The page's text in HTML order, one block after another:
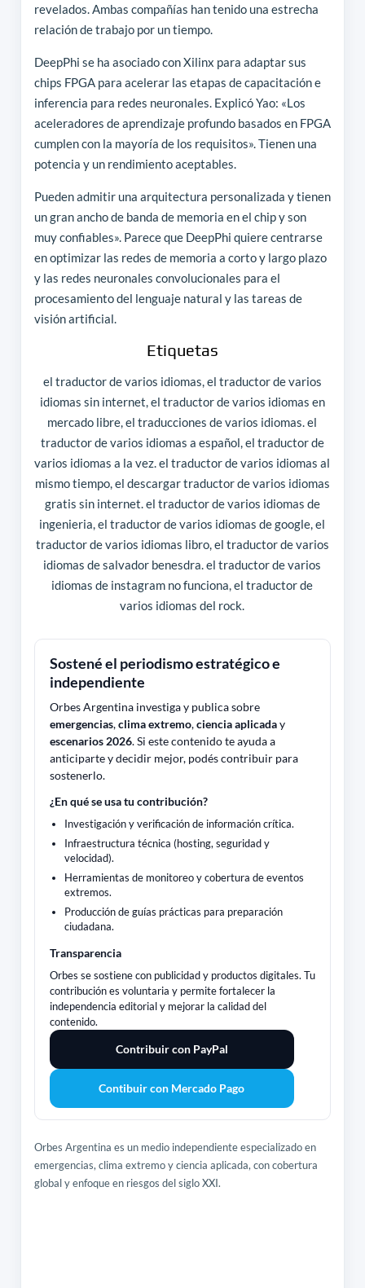
revelados. Ambas compañías han tenido una estrecha
relación de trabajo por un tiempo.
DeepPhi se ha asociado con Xilinx para adaptar sus
chips FPGA para acelerar las etapas de capacitación e
inferencia para redes neuronales. Explicó Yao: «Los
aceleradores de aprendizaje profundo basados ​​en FPGA
cumplen con la mayoría de los requisitos». Tienen una
potencia y un rendimiento aceptables.
Pueden admitir una arquitectura personalizada y tienen
un gran ancho de banda de memoria en el chip y son
muy confiables». Parece que DeepPhi quiere centrarse
en optimizar las redes de memoria a corto y largo plazo
y las redes neuronales convolucionales para el
procesamiento del lenguaje natural y las tareas de
visión artificial.
Etiquetas
el traductor de varios idiomas, el traductor de varios
idiomas sin internet, el traductor de varios idiomas en
mercado libre, el traducciones de varios idiomas. el
traductor de varios idiomas a español, el traductor de
varios idiomas a la vez. el traductor de varios idiomas al
mismo tiempo, el descargar traductor de varios idiomas
gratis sin internet. el traductor de varios idiomas de
ingenieria, el traductor de varios idiomas de google, el
traductor de varios idiomas libro, el traductor de varios
idiomas de salvador benesdra. el traductor de varios
idiomas de instagram no funciona, el traductor de
varios idiomas del rock.
Sostené el periodismo estratégico e
independiente
Orbes Argentina investiga y publica sobre
emergencias,clima extremo,ciencia aplicaday
escenarios 2026. Si este contenido te ayuda a
anticiparte y decidir mejor, podés contribuir para
sostenerlo.
¿En qué se usa tu contribución?
Investigación y verificación de información crítica.
Infraestructura técnica (hosting, seguridad y
velocidad).
Herramientas de monitoreo y cobertura de eventos
extremos.
Producción de guías prácticas para preparación
ciudadana.
Transparencia
Orbes se sostiene con publicidad y productos digitales. Tu
contribución es voluntaria y permite fortalecer la
independencia editorial y mejorar la calidad del
contenido.
Contribuir con PayPal
Contibuir con Mercado Pago
Orbes Argentina es un medio independiente especializado en
emergencias, clima extremo y ciencia aplicada, con cobertura
global y enfoque en riesgos del siglo XXI.